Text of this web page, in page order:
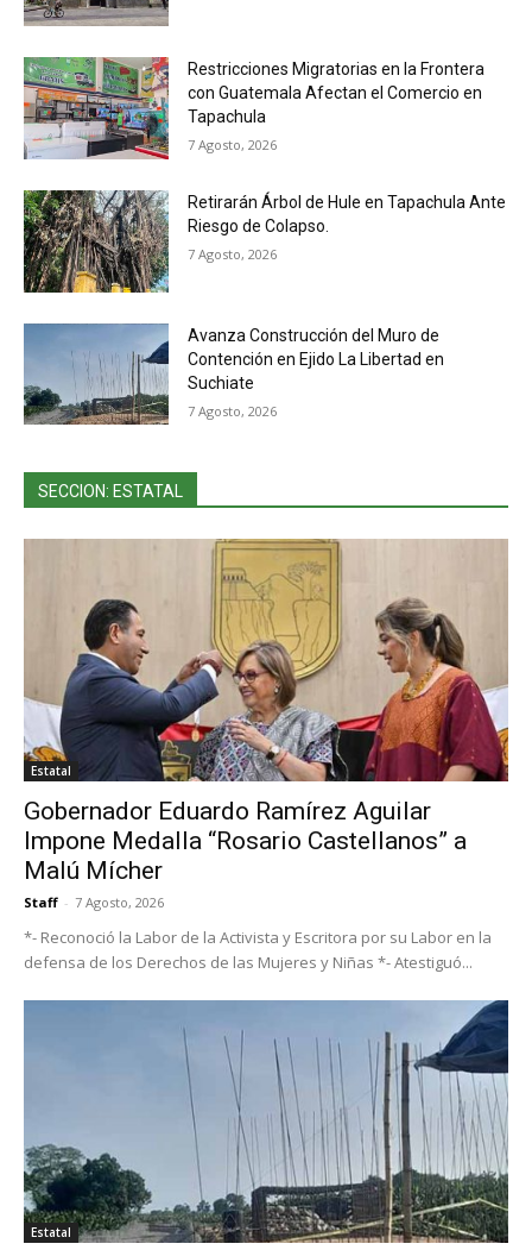
Restricciones Migratorias en la Frontera
con Guatemala Afectan el Comercio en
Tapachula
7 Agosto, 2026
Retirarán Árbol de Hule en Tapachula Ante
Riesgo de Colapso.
7 Agosto, 2026
Avanza Construcción del Muro de
Contención en Ejido La Libertad en
Suchiate
7 Agosto, 2026
SECCION: ESTATAL
Estatal
Gobernador Eduardo Ramírez Aguilar
Impone Medalla “Rosario Castellanos” a
Malú Mícher
Staff - 7 Agosto, 2026
*- Reconoció la Labor de la Activista y Escritora por su Labor en la
defensa de los Derechos de las Mujeres y Niñas *- Atestiguó...
Estatal